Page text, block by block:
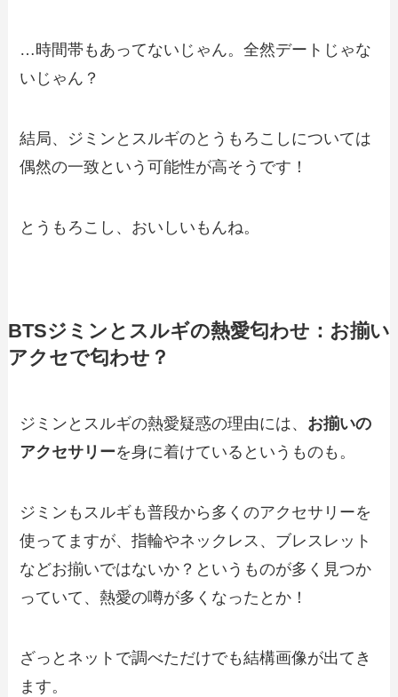
…時間帯もあってないじゃん。全然デートじゃな
いじゃん？
結局、ジミンとスルギのとうもろこしについては
偶然の一致という可能性が高そうです！
とうもろこし、おいしいもんね。
BTSジミンとスルギの熱愛匂わせ：お揃い
アクセで匂わせ？
ジミンとスルギの熱愛疑惑の理由には、 お揃いの
アクセサリーを身に着けているというものも。
ジミンもスルギも普段から多くのアクセサリーを
使ってますが、指輪やネックレス、ブレスレット
などお揃いではないか？というものが多く見つか
っていて、熱愛の噂が多くなったとか！
ざっとネットで調べただけでも結構画像が出てき
ます。